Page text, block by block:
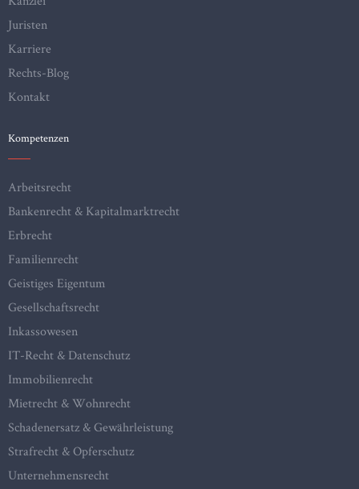
Juristen
Karriere
Rechts-Blog
Kontakt
Kompetenzen
Arbeitsrecht
Bankenrecht & Kapitalmarktrecht
Erbrecht
Familienrecht
Geistiges Eigentum
Gesellschaftsrecht
Inkassowesen
IT-Recht & Datenschutz
Immobilienrecht
Mietrecht & Wohnrecht
Schadenersatz & Gewährleistung
Strafrecht & Opferschutz
Unternehmensrecht